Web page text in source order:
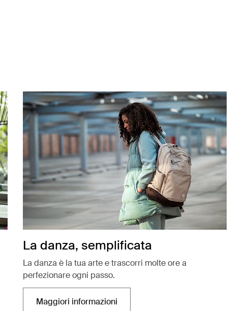
La danza, semplificata
La danza è la tua arte e trascorri molte ore a
perfezionare ogni passo.
Maggiori informazioniSi apre in una nuova scheda